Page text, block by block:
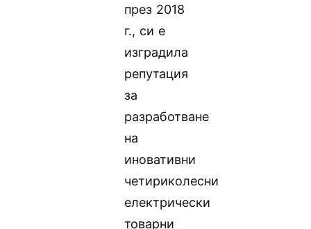
през 2018
г., си е
изградила
репутация
за
разработване
на
иновативни
четириколесни
електрически
товарни